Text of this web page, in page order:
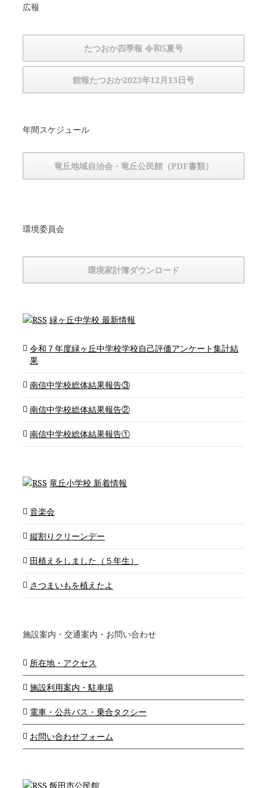
広報
たつおか四季報 令和5夏号
館報たつおか2023年12月13日号
年間スケジュール
竜丘地域自治会・竜丘公民館（PDF書類）
環境委員会
環境家計簿ダウンロード
緑ヶ丘中学校 最新情報
令和７年度緑ヶ丘中学校学校自己評価アンケート集計結
果
南信中学校総体結果報告③
南信中学校総体結果報告②
南信中学校総体結果報告①
竜丘小学校 新着情報
音楽会
縦割りクリーンデー
田植えをしました（５年生）
さつまいもを植えたよ
施設案内・交通案内・お問い合わせ
所在地・アクセス
施設利用案内・駐車場
電車・公共バス・乗合タクシー
お問い合わせフォーム
飯田市公民館